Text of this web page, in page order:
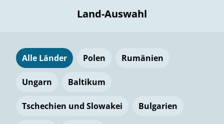
Land-Auswahl
Alle Länder Polen Rumänien
Ungarn Baltikum
Tschechien und Slowakei Bulgarien